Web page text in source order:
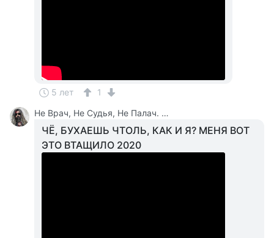
5 лет
1
Не Врач, Не Судья, Не Палач. Веселюсь И Дурачусь
ЧЁ, БУХАЕШЬ ЧТОЛЬ, КАК И Я? МЕНЯ ВОТ
ЭТО ВТАЩИЛО 2020